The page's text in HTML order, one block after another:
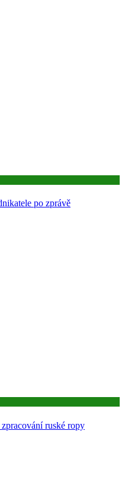
po zprávě
ruské ropy